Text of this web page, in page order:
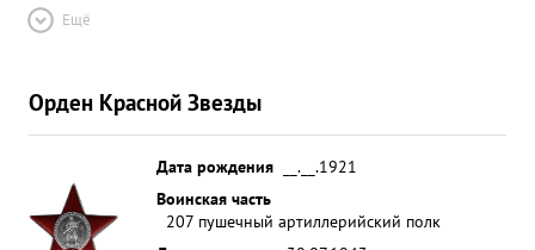
Ещё
Орден Красной Звезды
Дата рождения
__.__.1921
Воинская часть
207 пушечный артиллерийский полк